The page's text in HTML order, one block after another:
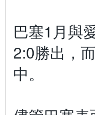
巴塞1月與
2:0勝出，
中。